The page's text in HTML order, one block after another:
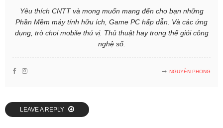
Yêu thích CNTT và mong muốn mang đến cho bạn những
Phần Mềm máy tính hữu ích, Game PC hấp dẫn. Và các ứng
dụng, trò chơi mobile thú vị. Thủ thuật hay trong thế giới công
nghệ số.
NGUYỄN PHONG
LEAVE A REPLY